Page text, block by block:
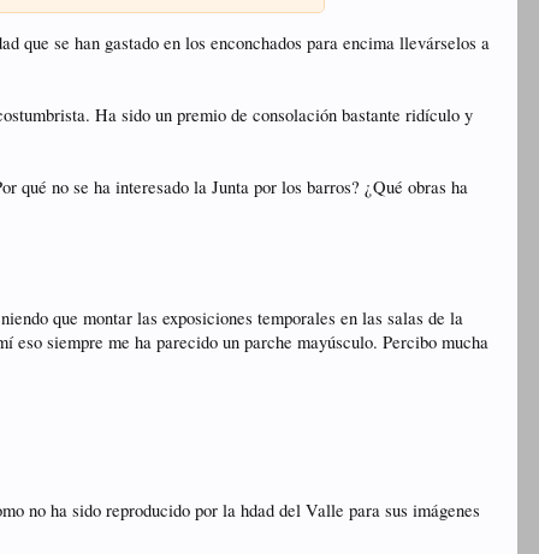
que se han gastado en los enconchados para encima llevárselos a
Ha sido un premio de consolación bastante ridículo y
qué no se ha interesado la Junta por los barros? ¿Qué obras ha
que montar las exposiciones temporales en las salas de la
eso siempre me ha parecido un parche mayúsculo. Percibo mucha
no ha sido reproducido por la hdad del Valle para sus imágenes